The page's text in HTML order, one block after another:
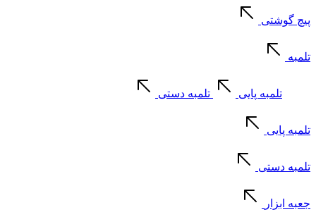
پیچ گوشتی
تلمبه
تلمبه پایی تلمبه دستی
تلمبه پایی
تلمبه دستی
جعبه ابزار